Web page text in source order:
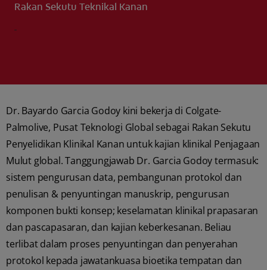
Rakan Sekutu Teknikal Kanan
Dr. Bayardo Garcia Godoy kini bekerja di Colgate-
Palmolive, Pusat Teknologi Global sebagai Rakan Sekutu
Penyelidikan Klinikal Kanan untuk kajian klinikal Penjagaan
Mulut global. Tanggungjawab Dr. Garcia Godoy termasuk:
sistem pengurusan data, pembangunan protokol dan
penulisan & penyuntingan manuskrip, pengurusan
komponen bukti konsep; keselamatan klinikal prapasaran
dan pascapasaran, dan kajian keberkesanan. Beliau
terlibat dalam proses penyuntingan dan penyerahan
protokol kepada jawatankuasa bioetika tempatan dan